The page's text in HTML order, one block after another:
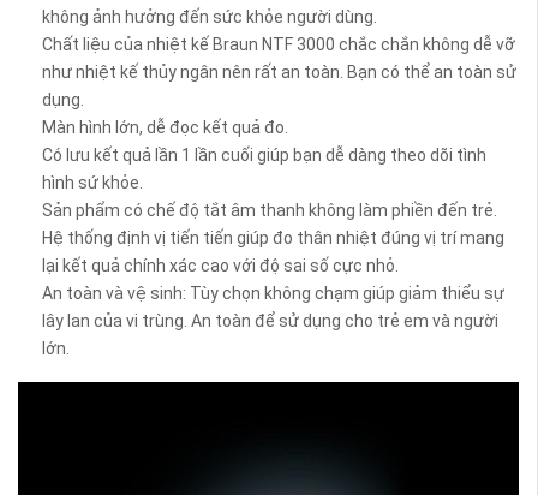
không ảnh hưởng đến sức khỏe người dùng.
Chất liệu của nhiệt kế Braun NTF 3000 chắc chắn không dễ vỡ
như nhiệt kế thủy ngân nên rất an toàn. Bạn có thể an toàn sử
dụng.
Màn hình lớn, dễ đọc kết quả đo.
Có lưu kết quả lần 1 lần cuối giúp bạn dễ dàng theo dõi tình
hình sứ khỏe.
Sản phẩm có chế độ tắt âm thanh không làm phiền đến trẻ.
Hệ thống định vị tiến tiến giúp đo thân nhiệt đúng vị trí mang
lại kết quả chính xác cao với độ sai số cực nhỏ.
An toàn và vệ sinh: Tùy chọn không chạm giúp giảm thiểu sự
lây lan của vi trùng. An toàn để sử dụng cho trẻ em và người
lớn.